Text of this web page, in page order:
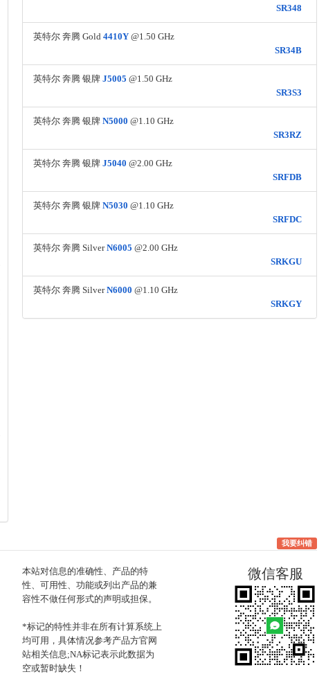
SR348
英特尔 奔腾 Gold 4410Y@1.50 GHz
SR34B
英特尔 奔腾 银牌 J5005 @1.50 GHz
SR3S3
英特尔 奔腾 银牌 N5000 @1.10 GHz
SR3RZ
英特尔 奔腾 银牌 J5040 @2.00 GHz
SRFDB
英特尔 奔腾 银牌 N5030 @1.10 GHz
SRFDC
英特尔 奔腾 SilverN6005 @2.00 GHz
SRKGU
英特尔 奔腾 SilverN6000 @1.10 GHz
SRKGY
我要纠错
本站对信息的准确性、产品的特
性、可用性、功能或列出产品的兼
容性不做任何形式的声明或担保。
*标记的特性并非在所有计算系统上
均可用，具体情况参考产品方官网
站相关信息;NA标记表示此数据为
空或暂时缺失！
微信客服